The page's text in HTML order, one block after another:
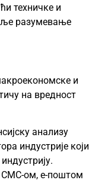
техничке и
разумевање
и
на вредност
анализу
индустрије који
СМС-ом, е-поштом